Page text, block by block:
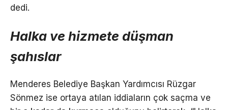
dedi.
Halka ve hizmete düşman
şahıslar
Menderes Belediye Başkan Yardımcısı Rüzgar
Sönmez ise ortaya atılan iddiaların çok saçma ve